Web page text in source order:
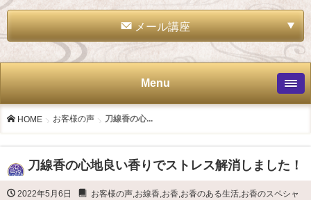
メール講座
Menu
HOME お客様の声 刀線香の心...
刀線香の心地良い香りでストレス解消しました！
2022年5月6日 お客様の声,お線香,お香,お香のある生活,お香のスペシャ